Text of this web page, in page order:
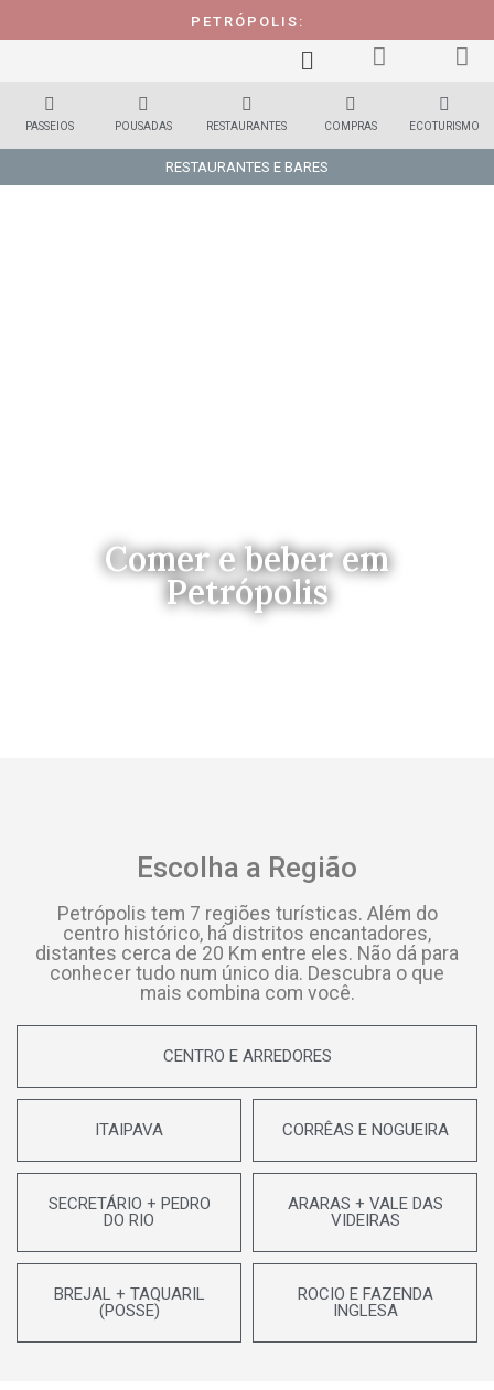
PETRÓPOLIS:
PASSEIOS POUSADAS RESTAURANTES COMPRAS ECOTURISMO
RESTAURANTES E BARES
Comer e beber em
Petrópolis
Escolha a Região
Petrópolis tem 7 regiões turísticas. Além do
centro histórico, há distritos encantadores,
distantes cerca de 20 Km entre eles. Não dá para
conhecer tudo num único dia. Descubra o que
mais combina com você.
CENTRO E ARREDORES
ITAIPAVA CORRÊAS E NOGUEIRA
SECRETÁRIO + PEDRO
DO RIO
ARARAS + VALE DAS
VIDEIRAS
BREJAL + TAQUARIL
(POSSE)
ROCIO E FAZENDA
INGLESA